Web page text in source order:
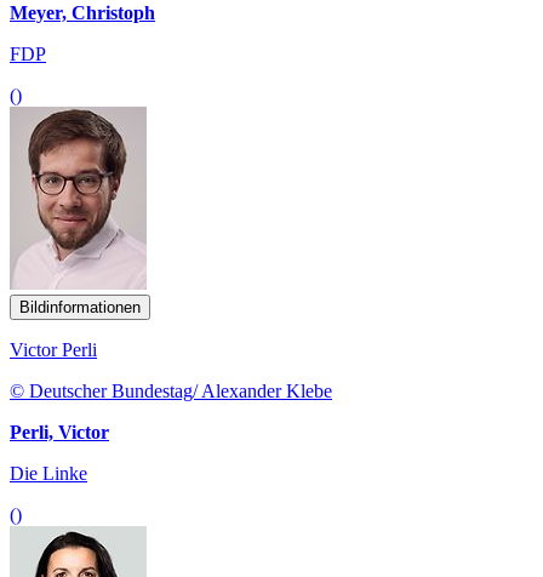
Meyer, Christoph
FDP
()
Bildinformationen
Victor Perli
© Deutscher Bundestag/ Alexander Klebe
Perli, Victor
Die Linke
()